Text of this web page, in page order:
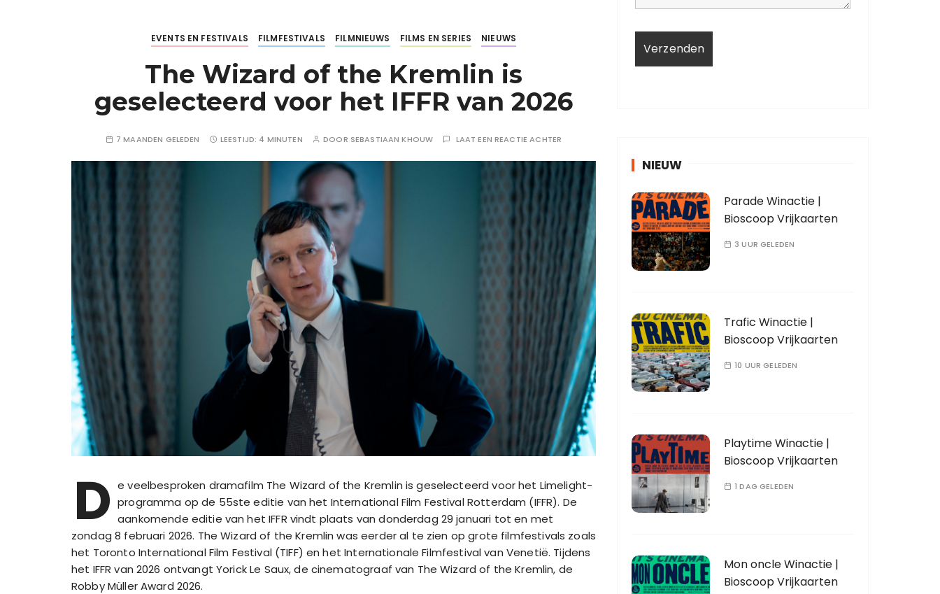
EVENTS EN FESTIVALS FILMFESTIVALS FILMNIEUWS FILMS EN SERIES NIEUWS
The Wizard of the Kremlin is
geselecteerd voor het IFFR van 2026
7 MAANDEN GELEDEN LEESTIJD: 4 MINUTEN DOOR SEBASTIAAN KHOUW LAAT EEN REACTIE ACHTER
D e veelbesproken dramafilm The Wizard of the Kremlin is geselecteerd voor het Limelight-
programma op de 55ste editie van het International Film Festival Rotterdam (IFFR). De
aankomende editie van het IFFR vindt plaats van donderdag 29 januari tot en met
zondag 8 februari 2026. The Wizard of the Kremlin was eerder al te zien op grote filmfestivals zoals
het Toronto International Film Festival (TIFF) en het Internationale Filmfestival van Venetië. Tijdens
het IFFR van 2026 ontvangt Yorick Le Saux, de cinematograaf van The Wizard of the Kremlin, de
Robby Müller Award 2026.
NIEUW
Parade Winactie |
Bioscoop Vrijkaarten
3 UUR GELEDEN
Trafic Winactie |
Bioscoop Vrijkaarten
10 UUR GELEDEN
Playtime Winactie |
Bioscoop Vrijkaarten
1 DAG GELEDEN
Mon oncle Winactie |
Bioscoop Vrijkaarten